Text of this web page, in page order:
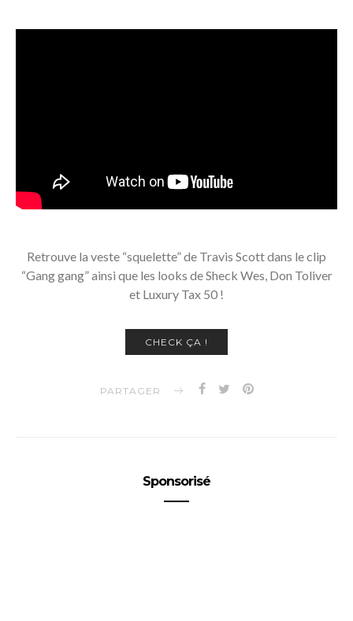
Retrouve la veste “squelette” de Travis Scott dans le clip
“Gang gang” ainsi que les looks de Sheck Wes, Don Toliver
et Luxury Tax 50 !
CHECK ÇA !
PARTAGER
Sponsorisé